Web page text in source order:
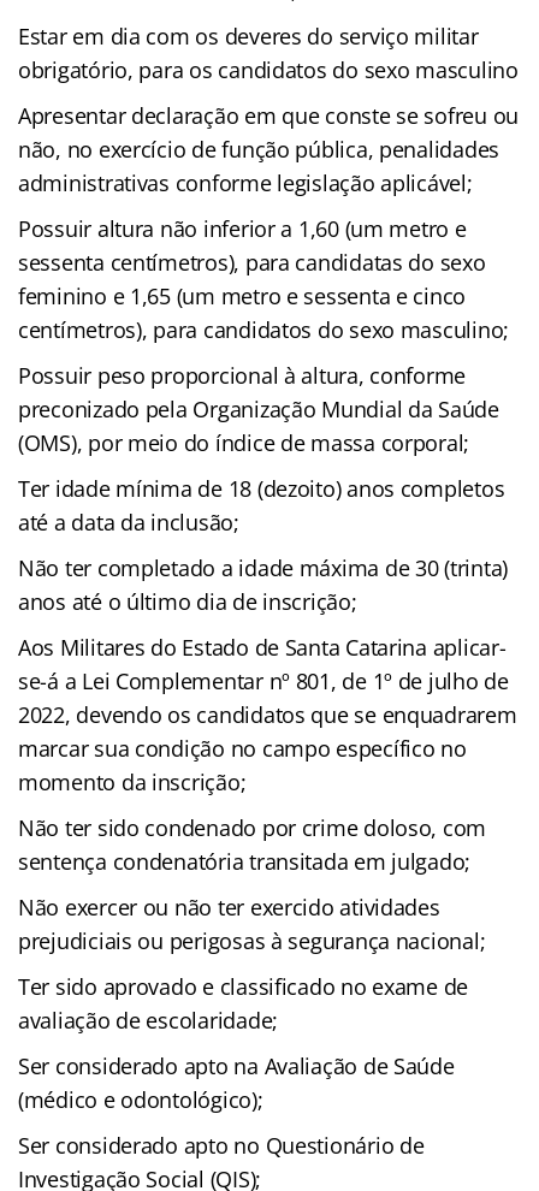
Estar em dia com os deveres do serviço militar
obrigatório, para os candidatos do sexo masculino
Apresentar declaração em que conste se sofreu ou
não, no exercício de função pública, penalidades
administrativas conforme legislação aplicável;
Possuir altura não inferior a 1,60 (um metro e
sessenta centímetros), para candidatas do sexo
feminino e 1,65 (um metro e sessenta e cinco
centímetros), para candidatos do sexo masculino;
Possuir peso proporcional à altura, conforme
preconizado pela Organização Mundial da Saúde
(OMS), por meio do índice de massa corporal;
Ter idade mínima de 18 (dezoito) anos completos
até a data da inclusão;
Não ter completado a idade máxima de 30 (trinta)
anos até o último dia de inscrição;
Aos Militares do Estado de Santa Catarina aplicar-
se-á a Lei Complementar nº 801, de 1º de julho de
2022, devendo os candidatos que se enquadrarem
marcar sua condição no campo específico no
momento da inscrição;
Não ter sido condenado por crime doloso, com
sentença condenatória transitada em julgado;
Não exercer ou não ter exercido atividades
prejudiciais ou perigosas à segurança nacional;
Ter sido aprovado e classificado no exame de
avaliação de escolaridade;
Ser considerado apto na Avaliação de Saúde
(médico e odontológico);
Ser considerado apto no Questionário de
Investigação Social (QIS);